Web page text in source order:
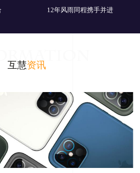
12年风雨同程携手并进
互慧资讯